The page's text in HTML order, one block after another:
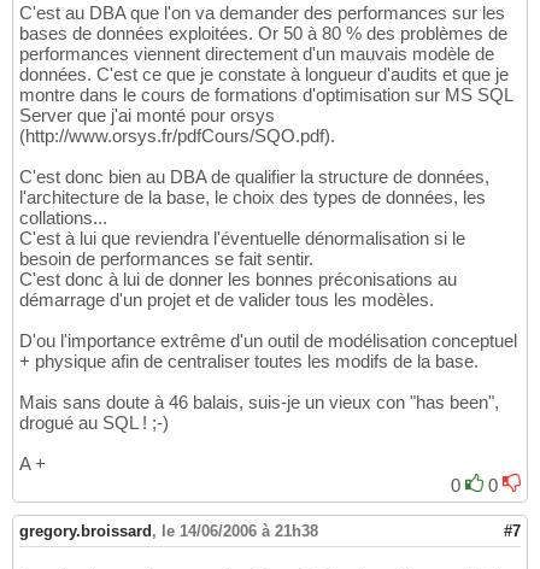
C'est au DBA que l'on va demander des performances sur les
bases de données exploitées. Or 50 à 80 % des problèmes de
performances viennent directement d'un mauvais modèle de
données. C'est ce que je constate à longueur d'audits et que je
montre dans le cours de formations d'optimisation sur MS SQL
Server que j'ai monté pour orsys
(http://www.orsys.fr/pdfCours/SQO.pdf).
C'est donc bien au DBA de qualifier la structure de données,
l'architecture de la base, le choix des types de données, les
collations...
C'est à lui que reviendra l'éventuelle dénormalisation si le
besoin de performances se fait sentir.
C'est donc à lui de donner les bonnes préconisations au
démarrage d'un projet et de valider tous les modèles.
D'ou l'importance extrême d'un outil de modélisation conceptuel
+ physique afin de centraliser toutes les modifs de la base.
Mais sans doute à 46 balais, suis-je un vieux con "has been",
drogué au SQL ! ;-)
A +
0
0
gregory.broissard, le 14/06/2006 à 21h38 #7